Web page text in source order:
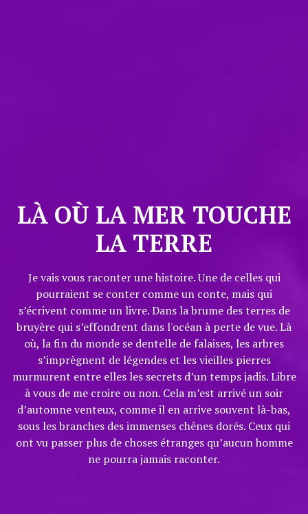
LÀ OÙ LA MER TOUCHE
LA TERRE
Je vais vous raconter une histoire. Une de celles qui
pourraient se conter comme un conte, mais qui
s’écrivent comme un livre. Dans la brume des terres de
bruyère qui s’effondrent dans l'océan à perte de vue. Là
où, la fin du monde se dentelle de falaises, les arbres
s’imprègnent de légendes et les vieilles pierres
murmurent entre elles les secrets d’un temps jadis. Libre
à vous de me croire ou non. Cela m’est arrivé un soir
d’automne venteux, comme il en arrive souvent là-bas,
sous les branches des immenses chênes dorés. Ceux qui
ont vu passer plus de choses étranges qu’aucun homme
ne pourra jamais raconter.